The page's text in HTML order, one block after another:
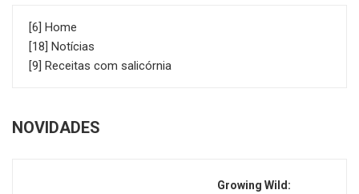
[6] Home
[18] Notícias
[9] Receitas com salicórnia
NOVIDADES
Growing Wild: